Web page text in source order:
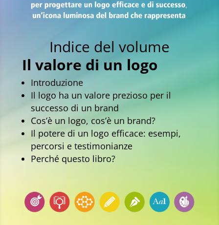
Indice del volume
Il valore di un logo
Introduzione
Il logo ha un valore prezioso per il
successo di un brand
Cos’è un logo, cos’è un brand?
Il potere di un logo efficace: esempi,
percorsi e testimonianze
Perché questo libro?